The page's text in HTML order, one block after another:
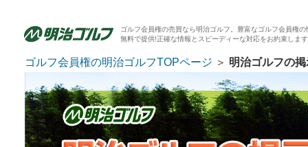
ゴルフ会員権の売買なら明治ゴルフ。豊富なゴルフ会員権の
無料で提供!正確な情報とスピーディーな対応をお約束しま
ゴルフ会員権の明治ゴルフTOPページ ＞ 明治ゴルフの